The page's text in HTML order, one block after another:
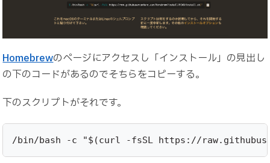
Homebrewのページにアクセスし「インストール」の見出し
の下のコードがあるのでそちらをコピーする。
下のスクリプトがそれです。
/bin/bash -c "$(curl -fsSL https://